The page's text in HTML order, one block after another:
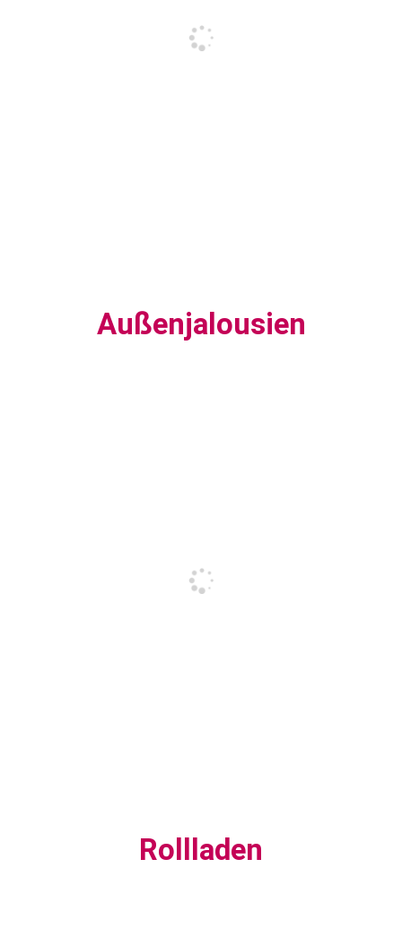
Außenjalousien
Rollladen